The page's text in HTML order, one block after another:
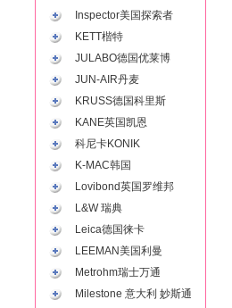
Inspector美国探索者
KETT楷特
JULABO德国优莱博
JUN-AIR丹麦
KRUSS德国科里斯
KANE英国凯恩
科尼卡KONIK
K-MAC韩国
Lovibond英国罗维邦
L&W 瑞典
Leica德国徕卡
LEEMAN美国利曼
Metrohm瑞士万通
Milestone 意大利 妙斯通